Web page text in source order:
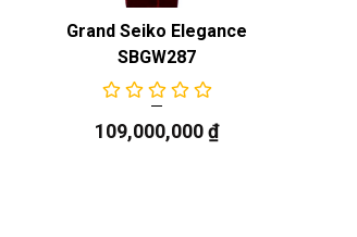
Grand Seiko Elegance
SBGW287
109,000,000₫